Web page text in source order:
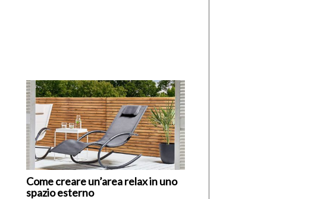
Come creare un’area relax in uno
spazio esterno
di
I
Vespri